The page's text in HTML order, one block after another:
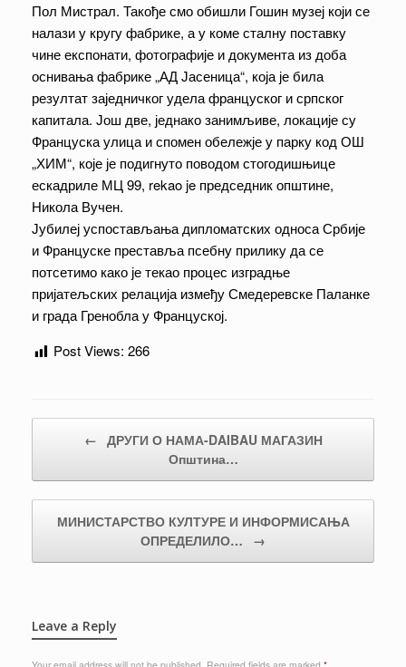
Пол Мистрал. Такође смо обишли Гошин музеј који се
налази у кругу фабрике, а у коме сталну поставку
чине експонати, фотографије и документа из доба
оснивања фабрике „АД Јасеница“, која је била
резултат заједничког удела француског и српског
капитала. Још две, једнако занимљиве, локације су
Француска улица и спомен обележје у парку код ОШ
„ХИМ“, које је подигнуто поводом стогодишњице
ескадриле МЦ 99, rekao je председник општине,
Никола Вучен.
Јубилеј успостављања дипломатских односа Србије
и Француске преставља псебну прилику да се
потсетимо како је текао процес изградње
пријатељских релација између Смедеревске Паланке
и града Гренобла у Француској.
Post Views: 266
← ДРУГИ О НАМА-DAIBAU МАГАЗИН
Општина…
МИНИСТАРСТВО КУЛТУРЕ И ИНФОРМИСАЊА
ОПРЕДЕЛИЛО…
→
Leave a Reply